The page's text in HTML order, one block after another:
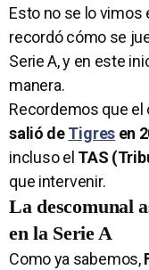
Esto no se lo vimos
recordó cómo se
Serie A, y en este
manera.
Recordemos que el
salió deTigres en
incluso el TAS
que intervenir.
La descomunal
en la Serie A
Como ya sabemos,